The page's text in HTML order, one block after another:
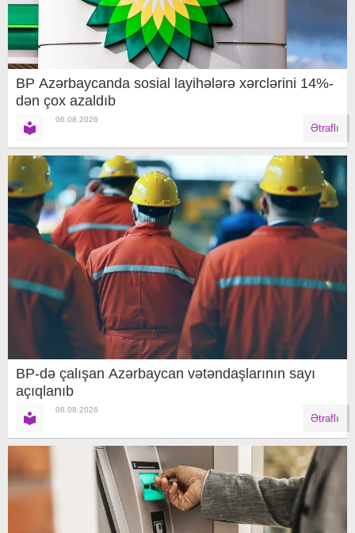
BP Azərbaycanda sosial layihələrə xərclərini 14%-
dən çox azaldıb
06.08.2026
Ətraflı
BP-də çalışan Azərbaycan vətəndaşlarının sayı
açıqlanıb
06.08.2026
Ətraflı